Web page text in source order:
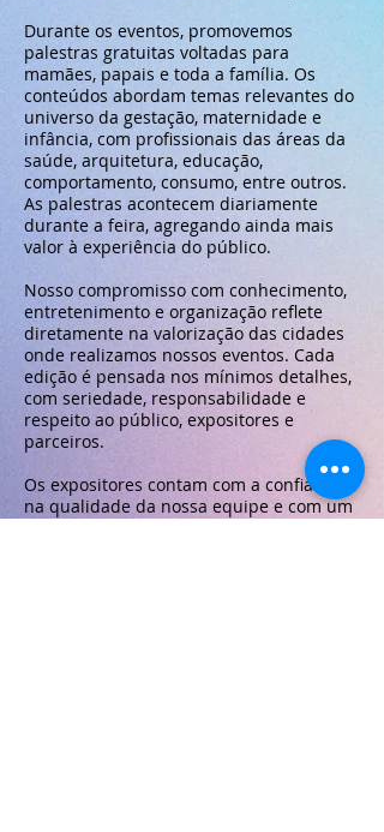
Durante os eventos, promovemos
palestras gratuitas voltadas para
mamães, papais e toda a família. Os
conteúdos abordam temas relevantes do
universo da gestação, maternidade e
infância, com profissionais das áreas da
saúde, arquitetura, educação,
comportamento, consumo, entre outros.
As palestras acontecem diariamente
durante a feira, agregando ainda mais
valor à experiência do público.
Nosso compromisso com conhecimento,
entretenimento e organização reflete
diretamente na valorização das cidades
onde realizamos nossos eventos. Cada
edição é pensada nos mínimos detalhes,
com seriedade, responsabilidade e
respeito ao público, expositores e
parceiros.
Os expositores contam com a confiança
na qualidade da nossa equipe e com um